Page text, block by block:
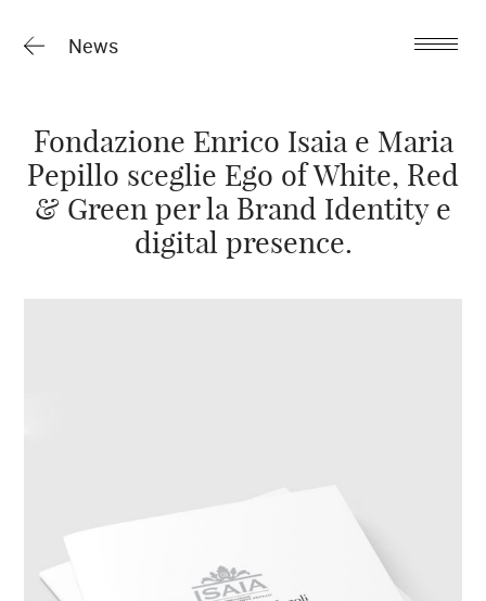
News
Fondazione Enrico Isaia e Maria
Pepillo sceglie Ego of White, Red
& Green per la Brand Identity e
digital presence.